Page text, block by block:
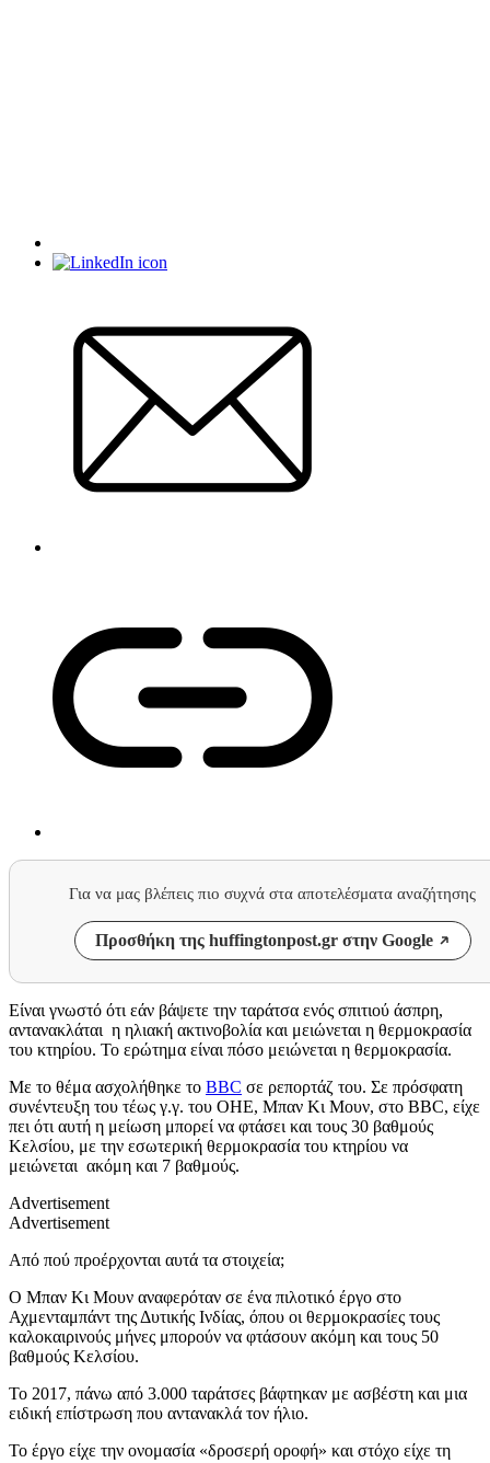
Για να μας βλέπεις πιο συχνά στα αποτελέσματα αναζήτησης
Προσθήκη της huffingtonpost.gr στην Google
Είναι γνωστό ότι εάν βάψετε την ταράτσα ενός σπιτιού άσπρη,
αντανακλάται η ηλιακή ακτινοβολία και μειώνεται η θερμοκρασία
του κτηρίου. Το ερώτημα είναι πόσο μειώνεται η θερμοκρασία.
Με το θέμα ασχολήθηκε το BBC σε ρεπορτάζ του. Σε πρόσφατη
συνέντευξη του τέως γ.γ. του ΟΗΕ, Μπαν Κι Μουν, στο BBC, είχε
πει ότι αυτή η μείωση μπορεί να φτάσει και τους 30 βαθμούς
Κελσίου, με την εσωτερική θερμοκρασία του κτηρίου να
μειώνεται ακόμη και 7 βαθμούς.
Advertisement
Advertisement
Από πού προέρχονται αυτά τα στοιχεία;
Ο Μπαν Κι Μουν αναφερόταν σε ένα πιλοτικό έργο στο
Αχμενταμπάντ της Δυτικής Ινδίας, όπου οι θερμοκρασίες τους
καλοκαιρινούς μήνες μπορούν να φτάσουν ακόμη και τους 50
βαθμούς Κελσίου.
Το 2017, πάνω από 3.000 ταράτσες βάφτηκαν με ασβέστη και μια
ειδική επίστρωση που αντανακλά τον ήλιο.
Το έργο είχε την ονομασία «δροσερή οροφή» και στόχο είχε τη